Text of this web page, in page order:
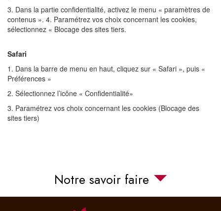
3. Dans la partie confidentialité, activez le menu « paramètres de
contenus ». 4. Paramétrez vos choix concernant les cookies,
sélectionnez « Blocage des sites tiers.
Safari
1. Dans la barre de menu en haut, cliquez sur « Safari », puis «
Préférences »
2. Sélectionnez l’icône « Confidentialité»
3. Paramétrez vos choix concernant les cookies (Blocage des
sites tiers)
Notre savoir faire